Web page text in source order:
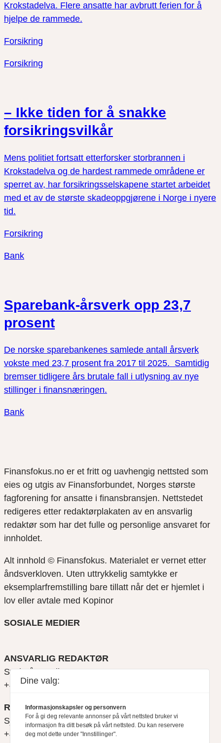
Krokstadelva. Flere ansatte har avbrutt ferien for å
hjelpe de rammede.
Forsikring
Forsikring
– Ikke tiden for å snakke
forsikringsvilkår
Mens politiet fortsatt etterforsker storbrannen i
Krokstadelva og de hardest rammede områdene er
sperret av, har forsikringsselskapene startet arbeidet
med et av de største skadeoppgjørene i Norge i nyere
tid.
Forsikring
Bank
Sparebank-årsverk opp 23,7
prosent
De norske sparebankenes samlede antall årsverk
vokste med 23,7 prosent fra 2017 til 2025. Samtidig
bremser tidligere års brutale fall i utlysning av nye
stillinger i finansnæringen.
Bank
Finansfokus.no er et fritt og uavhengig nettsted som
eies og utgis av Finansforbundet, Norges største
fagforening for ansatte i finansbransjen. Nettstedet
redigeres etter redaktørplakaten av en ansvarlig
redaktør som har det fulle og personlige ansvaret for
innholdet.
Alt innhold © Finansfokus. Materialet er vernet etter
åndsverkloven. Uten uttrykkelig samtykke er
eksemplarfremstilling bare tillatt når det er hjemlet i
lov eller avtale med Kopinor
SOSIALE MEDIER
ANSVARLIG REDAKTØR
Svein Åge Eriksen
+47 900 79 547
REDAKTØR
Sjur Anda
+47 470 34 460
Dine valg:
Informasjonskapsler og personvern
For å gi deg relevante annonser på vårt nettsted bruker vi
informasjon fra ditt besøk på vårt nettsted. Du kan reservere
deg mot dette under "Innstillinger".